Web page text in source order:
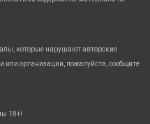
которые нарушают авторские
организации, пожалуйста, сообщите
18+!